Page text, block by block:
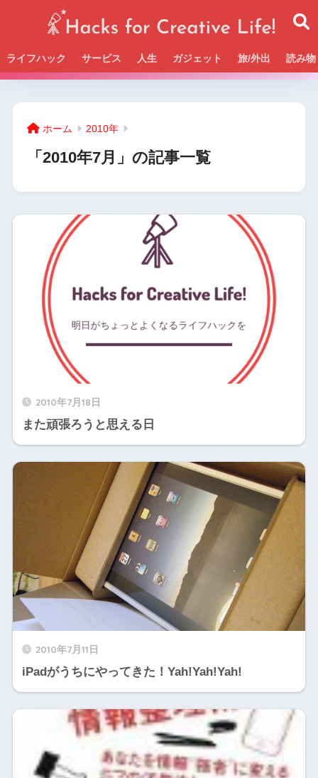
ライフハック サービス 人生 ガジェット 旅/外出 読み物
Beckの活動＆SNSまとめはこちら
ホーム 2010年
「2010年7月」の記事一覧
2010年7月18日
また頑張ろうと思える日
2010年7月11日
iPadがうちにやってきた！Yah!Yah!Yah!